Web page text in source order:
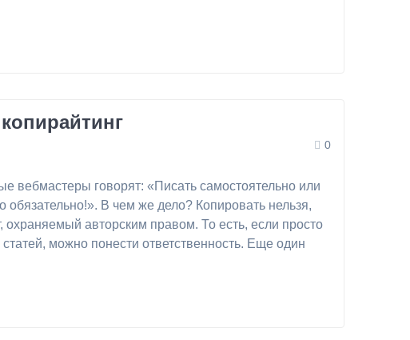
0
вебмастеры говорят: «Писать самостоятельно или
В чем же дело? Копировать нельзя,
охраняемый авторским правом. То есть, если просто
можно понести ответственность. Еще один